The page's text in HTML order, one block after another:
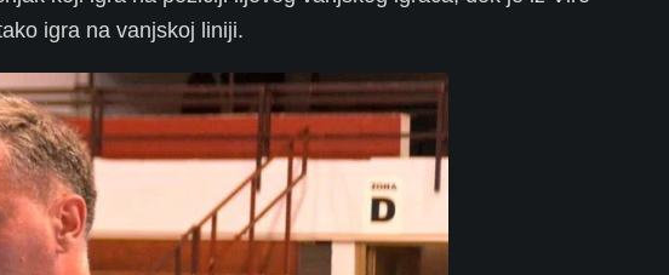
igra na vanjskoj liniji.